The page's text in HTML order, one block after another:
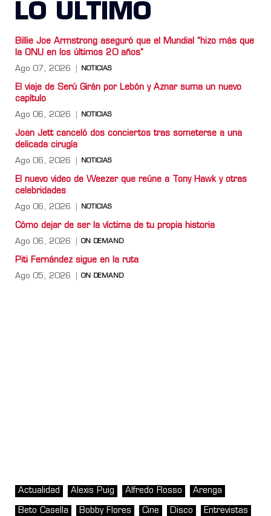
LO ULTIMO
Billie Joe Armstrong aseguró que el Mundial “hizo más que
la ONU en los últimos 20 años”
Ago 07, 2026 NOTICIAS
El viaje de Serú Girán por Lebón y Aznar suma un nuevo
capítulo
Ago 06, 2026 NOTICIAS
Joan Jett canceló dos conciertos tras someterse a una
delicada cirugía
Ago 06, 2026 NOTICIAS
El nuevo video de Weezer que reúne a Tony Hawk y otras
celebridades
Ago 06, 2026 NOTICIAS
Cómo dejar de ser la víctima de tu propia historia
Ago 06, 2026 ON DEMAND
Piti Fernández sigue en la ruta
Ago 05, 2026 ON DEMAND
Actualidad Alexis Puig Alfredo Rosso Arenga
Beto Casella Bobby Flores Cine Disco Entrevistas